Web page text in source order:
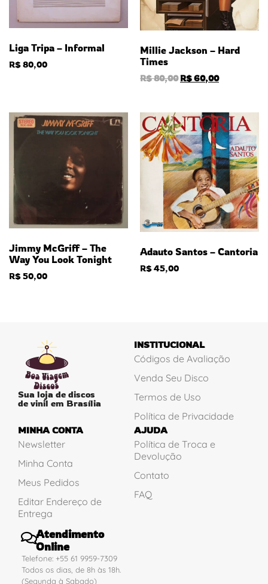
Liga Tripa – Informal
R$80,00
Millie Jackson – Hard
Times
R$80,00R$60,00
Jimmy McGriff – The
Way You Look Tonight
R$50,00
Adauto Santos – Cantoria
R$45,00
Sua loja de discos
de vinil em Brasília
INSTITUCIONAL
Códigos de Avaliação
Venda Seu Disco
Termos de Uso
Política de Privacidade
MINHA CONTA
Newsletter
Minha Conta
Meus Pedidos
Editar Endereço de
Entrega
AJUDA
Política de Troca e
Devolução
Contato
FAQ
Atendimento
Online
Telefone: +55 61 9959-7309
Todos os dias, de 8h às 18h.
(Segunda à Sabado)